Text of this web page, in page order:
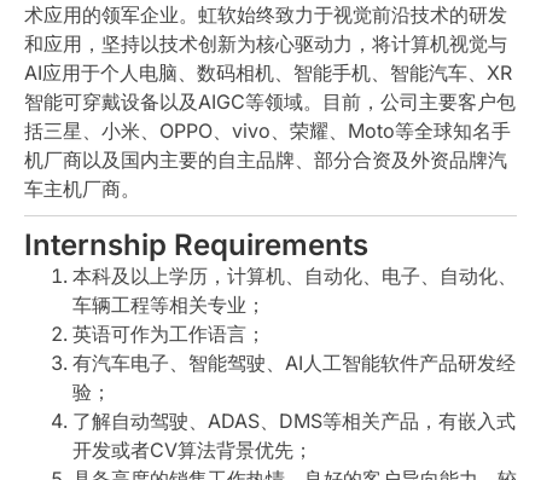
术应用的领军企业。虹软始终致力于视觉前沿技术的研发
和应用，坚持以技术创新为核心驱动力，将计算机视觉与
AI应用于个人电脑、数码相机、智能手机、智能汽车、XR
智能可穿戴设备以及AIGC等领域。目前，公司主要客户包
括三星、小米、OPPO、vivo、荣耀、Moto等全球知名手
机厂商以及国内主要的自主品牌、部分合资及外资品牌汽
车主机厂商。
Internship Requirements
本科及以上学历，计算机、自动化、电子、自动化、
车辆工程等相关专业；
英语可作为工作语言；
有汽车电子、智能驾驶、AI人工智能软件产品研发经
验；
了解自动驾驶、ADAS、DMS等相关产品，有嵌入式
开发或者CV算法背景优先；